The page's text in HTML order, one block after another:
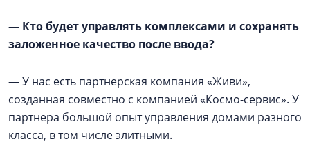
— Кто будет управлять комплексами и сохранять
заложенное качество после ввода?
— У нас есть партнерская компания «Живи»,
созданная совместно с компанией «Космо-сервис». У
партнера большой опыт управления домами разного
класса, в том числе элитными.